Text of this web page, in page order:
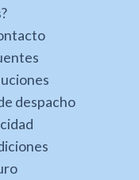
despacho